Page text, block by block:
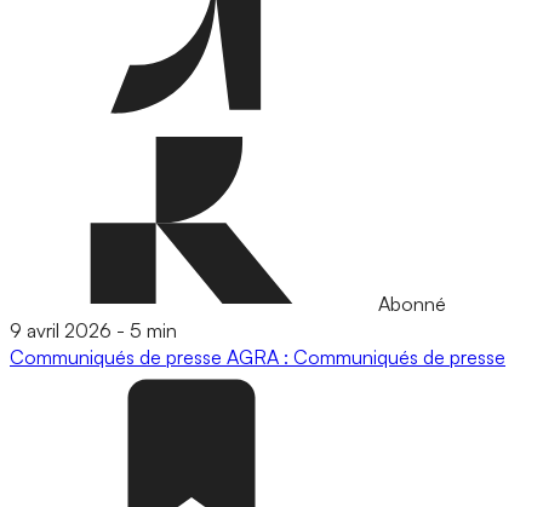
Abonné
9 avril 2026 - 5 min
Communiqués de presse AGRA : Communiqués de presse